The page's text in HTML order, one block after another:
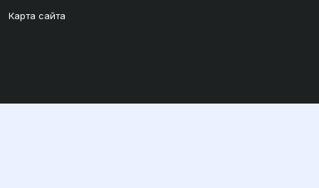
Карта сайта